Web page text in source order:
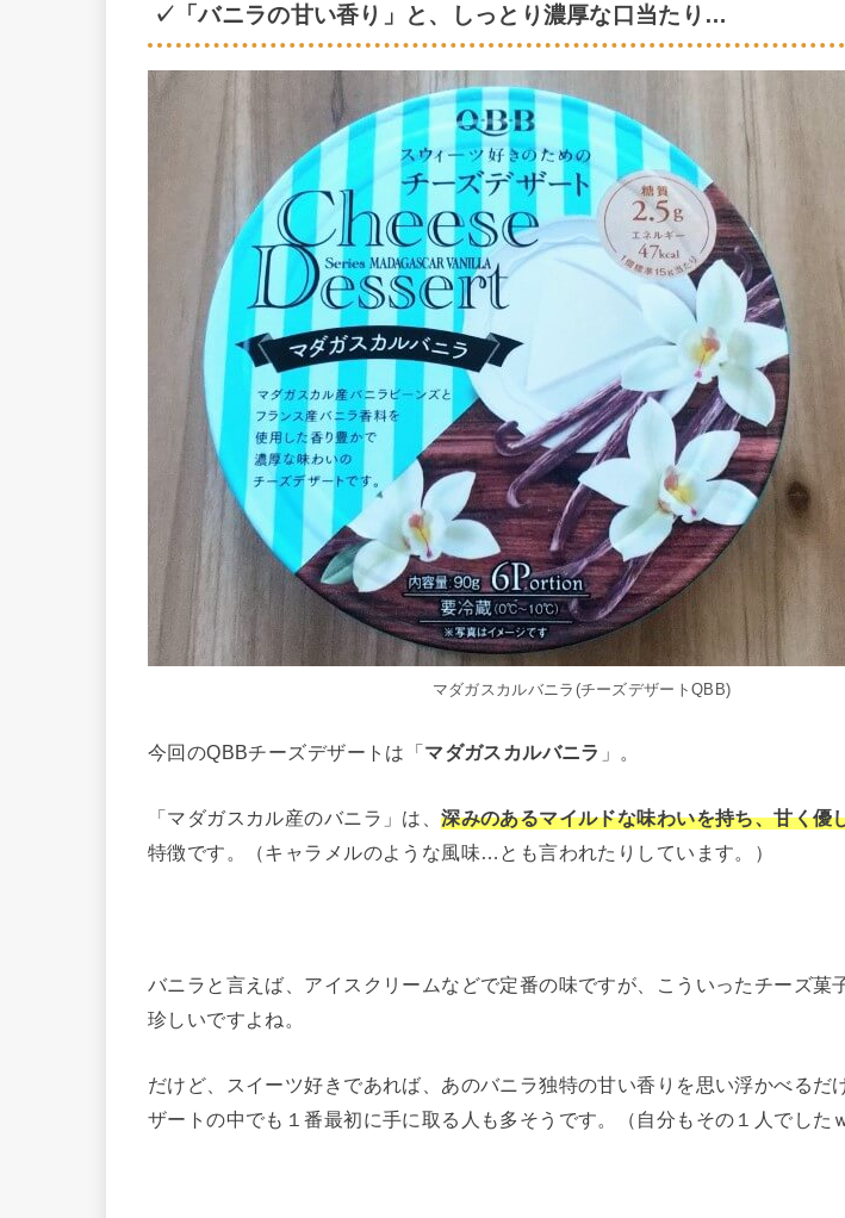
✓「バニラの甘い香り」と、しっとり濃厚な口当たり…
マダガスカルバニラ(チーズデザートQBB)
今回のQBBチーズデザートは「マダガスカルバニラ 」。
「マダガスカル産のバニラ」は、深みのあるマイルドな味わいを持ち、甘く優
特徴です。（キャラメルのような風味…とも言われたりしています。）
バニラと言えば、アイスクリームなどで定番の味ですが、こういったチーズ菓
珍しいですよね。
だけど、スイーツ好きであれば、あのバニラ独特の甘い香りを思い浮かべるだ
ザートの中でも１番最初に手に取る人も多そうです。（自分もその１人でした